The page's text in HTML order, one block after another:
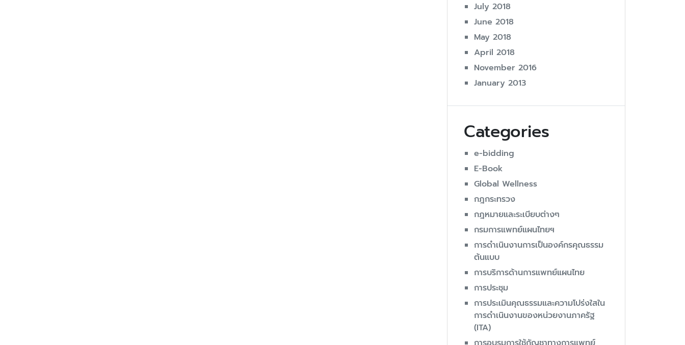
July 2018
June 2018
May 2018
April 2018
November 2016
January 2013
Categories
e-bidding
E-Book
Global Wellness
กฎกระทรวง
กฎหมายและระเบียบต่างๆ
กรมการแพทย์แผนไทยฯ
การดำเนินงานการเป็นองค์กรคุณธรรม
ต้นแบบ
การบริการด้านการแพทย์แผนไทย
การประชุม
การประเมินคุณธรรมและความโปร่งใสใน
การดำเนินงานของหน่วยงานภาครัฐ
(ITA)